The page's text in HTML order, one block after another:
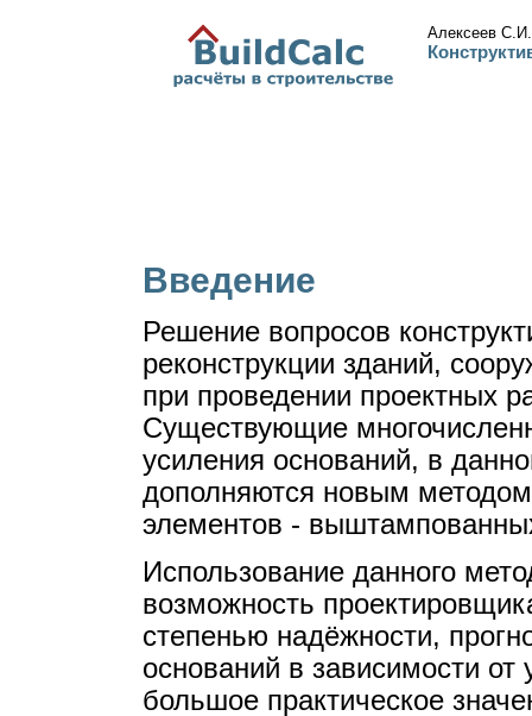
Алексеев С.И.
Введение
Решение вопросов
реконструкции зданий,
при проведении проектных
Существующие
усиления оснований, в
дополняются новым
элементов -
Использование данного
возможность
степенью надёжности,
оснований в зависимости
большое практическое